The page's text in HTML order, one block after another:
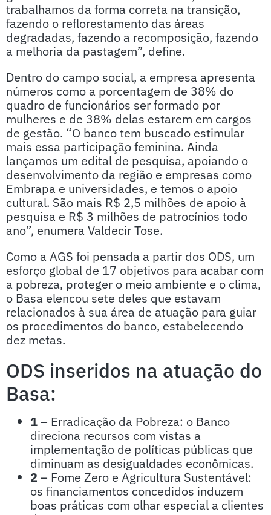
trabalhamos da forma correta na transição,
fazendo o reflorestamento das áreas
degradadas, fazendo a recomposição, fazendo
a melhoria da pastagem”, define.
Dentro do campo social, a empresa apresenta
números como a porcentagem de 38% do
quadro de funcionários ser formado por
mulheres e de 38% delas estarem em cargos
de gestão. “O banco tem buscado estimular
mais essa participação feminina. Ainda
lançamos um edital de pesquisa, apoiando o
desenvolvimento da região e empresas como
Embrapa e universidades, e temos o apoio
cultural. São mais R$ 2,5 milhões de apoio à
pesquisa e R$ 3 milhões de patrocínios todo
ano”, enumera Valdecir Tose.
Como a AGS foi pensada a partir dos ODS, um
esforço global de 17 objetivos para acabar com
a pobreza, proteger o meio ambiente e o clima,
o Basa elencou sete deles que estavam
relacionados à sua área de atuação para guiar
os procedimentos do banco, estabelecendo
dez metas.
ODS inseridos na atuação do
Basa:
1– Erradicação da Pobreza: o Banco
direciona recursos com vistas a
implementação de políticas públicas que
diminuam as desigualdades econômicas.
2 – Fome Zero e Agricultura Sustentável:
os financiamentos concedidos induzem
boas práticas com olhar especial a clientes